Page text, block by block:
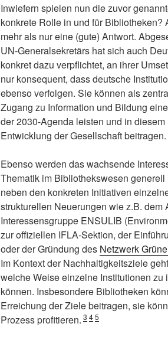
Inwiefern spielen nun die zuvor
konkrete Rolle in und für Bibliotheken?
mehr als nur eine (gute) Antwort.
UN-Generalsekretärs hat sich auch
konkret dazu verpflichtet, an ihrer
nur konsequent, dass deutsche
ebenso verfolgen. Sie können als
Zugang zu Information und Bildung
der 2030-Agenda leisten und in
Entwicklung der Gesellschaft beitragen.
Ebenso werden das wachsende
Thematik im Bibliothekswesen
neben den konkreten Initiativen
strukturellen Neuerungen wie z.B. dem
Interessensgruppe ENSULIB
zur offiziellen IFLA-Sektion, der
oder der Gründung des Netzwerk
Im Kontext der Nachhaltigkeitsziele
welche Weise einzelne Institutionen zu
können. Insbesondere Bibliotheken
Erreichung der Ziele beitragen, sie
Prozess profitieren. 3 45